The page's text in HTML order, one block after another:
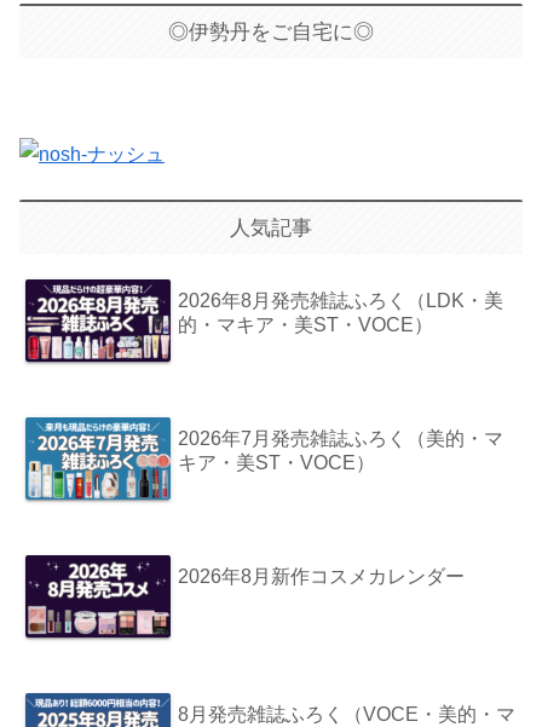
◎伊勢丹をご自宅に◎
人気記事
2026年8月発売雑誌ふろく（LDK・美
的・マキア・美ST・VOCE）
2026年7月発売雑誌ふろく（美的・マ
キア・美ST・VOCE）
2026年8月新作コスメカレンダー
8月発売雑誌ふろく（VOCE・美的・マ